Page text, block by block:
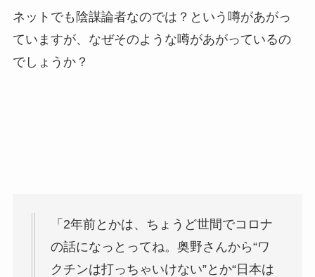
ネットでも陰謀論者なのでは？という噂があがっ
ていますが、なぜそのような噂があがっているの
でしょうか？
「2年前とかは、ちょうど世間でコロナ
の話になっとってね。奥野さんから“ワ
クチンは打っちゃいけない”とか“日本は